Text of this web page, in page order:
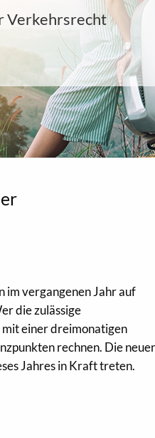
Verkehrsrecht
vergangenen Jahr auf
die zulässige
einer dreimonatigen
rechnen. Die
Jahres in Kraft treten.